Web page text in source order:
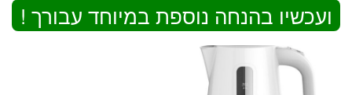
ועכשיו בהנחה נוספת במיוחד עבורך !